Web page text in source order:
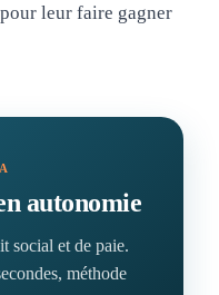
leur faire gagner
autonomie
social et de paie.
méthode